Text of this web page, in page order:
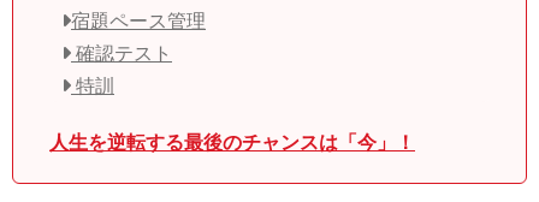
宿題ペース管理
確認テスト
特訓
人生を逆転する最後のチャンスは「今」！